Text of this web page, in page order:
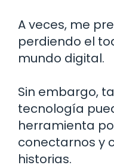
A veces, me
perdiendo el
mundo digital.
Sin embargo,
tecnología
herramienta
conectarnos y
historias.